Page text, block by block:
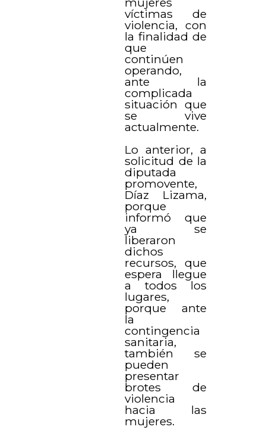
víctimas de
violencia, con
la finalidad de
que
continúen
operando,
ante la
complicada
situación que
se vive
actualmente.
Lo anterior, a
solicitud de la
diputada
promovente,
Díaz Lizama,
porque
informó que
ya se
liberaron
dichos
recursos, que
espera llegue
a todos los
lugares,
porque ante
la
contingencia
sanitaria,
también se
pueden
presentar
brotes de
violencia
hacia las
mujeres.